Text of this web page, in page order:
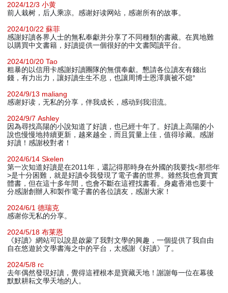
2024/12/3 小黄
前人栽树，后人乘凉。感谢好读网站，感谢所有的故事。
2024/10/22 蘇菲
感謝好讀各界人士的無私奉獻并分享了不同種類的書藏。在異地難
以購買中文書籍，好讀提供一個很好的中文書閱讀平台。
2024/10/20 Tao
粗暴的以信用卡感謝好讀團隊的無償奉獻。懇請各位讀友有錢出
錢，有力出力，讓好讀生生不息，也讓周博士恩澤廣被不熄°
2024/9/13 maliang
感谢好读，无私的分享，伴我成长，感动到我泪流。
2024/9/7 Ashley
因為尋找高陽的小說知道了好讀，也已經十年了。好讀上高陽的小
說也慢慢地持續更新，越來越全，而且質量上佳，值得珍藏。感謝
好讀！感謝校對者！
2024/6/14 Skelen
第一次知道好讀是在2011年，還記得那時身在外國的我要找<那些年
>是十分困難，就是好讀令我發現了電子書的世界。雖然我也會買實
體書，但在這十多年間，也會不斷在這裡找書看。身處香港也要十
分感謝創辦人和製作電子書的各位讀友，感謝大家！
2024/6/1 德瑞克
感谢你无私的分享。
2024/5/18 布莱恩
《好讀》網站可以說是啟蒙了我對文學的興趣，一個提供了我自由
自在悠遊於文學書海之中的平台，太感謝《好讀》了。
2024/5/8 rc
去年偶然發現好讀，覺得這裡根本是寶藏天地！謝謝每一位在幕後
默默耕耘文學天地的人。